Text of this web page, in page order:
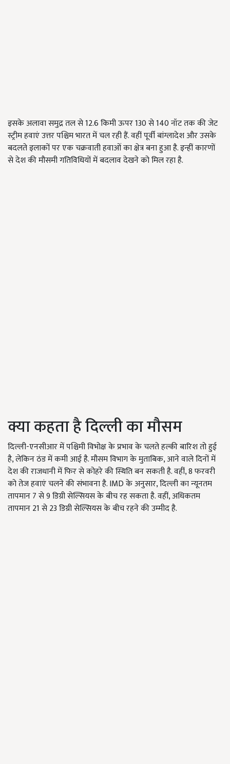
इसके अलावा समुद्र तल से 12.6 किमी ऊपर 130 से 140 नॉट तक की जेट
स्ट्रीम हवाएं उत्तर पश्चिम भारत में चल रही हैं. वहीं पूर्वी बांग्लादेश और उसके
बदलते इलाकों पर एक चक्रवाती हवाओं का क्षेत्र बना हुआ है. इन्हीं कारणों
से देश की मौसमी गतिविधियों में बदलाव देखने को मिल रहा है.
क्या कहता है दिल्ली का मौसम
दिल्ली-एनसीआर में पश्चिमी विभोक्ष के प्रभाव के चलते हल्की बारिश तो हुई
है, लेकिन ठंड में कमी आई है. मौसम विभाग के मुताबिक, आने वाले दिनों में
देश की राजधानी में फिर से कोहरे की स्थिति बन सकती है. वहीं, 8 फरवरी
को तेज हवाएं चलने की संभावना है. IMD के अनुसार, दिल्ली का न्यूनतम
तापमान 7 से 9 डिग्री सेल्सियस के बीच रह सकता है. वहीं, अधिकतम
तापमान 21 से 23 डिग्री सेल्सियस के बीच रहने की उम्मीद है.